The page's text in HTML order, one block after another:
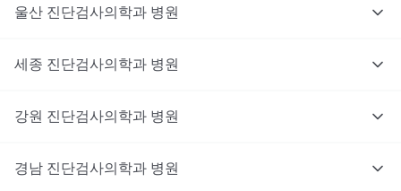
울산 진단검사의학과 병원
세종 진단검사의학과 병원
강원 진단검사의학과 병원
경남 진단검사의학과 병원